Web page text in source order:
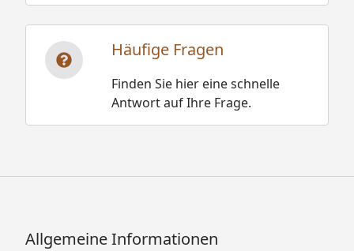
Häufige Fragen
Finden Sie hier eine schnelle
Antwort auf Ihre Frage.
Allgemeine Informationen